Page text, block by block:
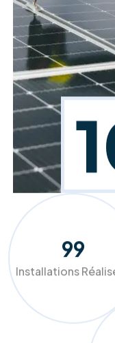
Protégez
À
Votre
transition
Chez RM Solutions
d'installer des
confort. Grâce à